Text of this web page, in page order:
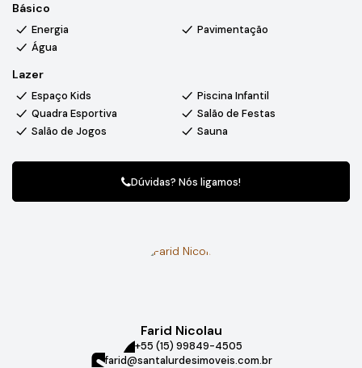
Básico
Energia
Pavimentação
Água
Lazer
Espaço Kids
Piscina Infantil
Quadra Esportiva
Salão de Festas
Salão de Jogos
Sauna
Dúvidas? Nós ligamos!
Farid Nicolau
+55 (15) 99849-4505
farid@santalurdesimoveis.com.br